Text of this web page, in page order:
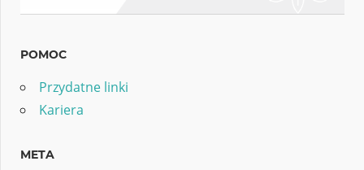
POMOC
Przydatne linki
Kariera
META